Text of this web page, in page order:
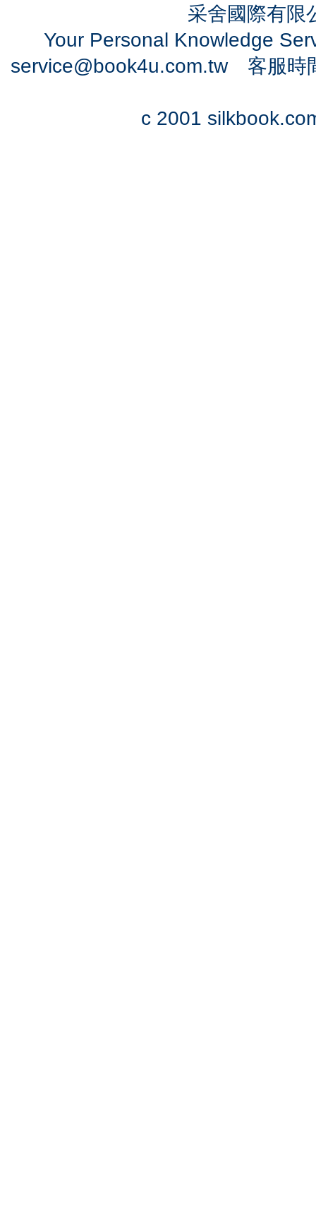
采舍國際有
Your Personal Knowledge
service@book4u.com.tw客服時
c 2001